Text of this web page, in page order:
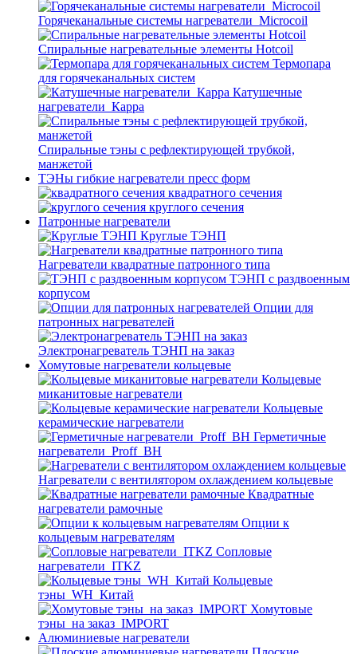
Горячеканальные системы нагреватели_Microcoil
Спиральные нагревательные элементы Hotcoil
Термопара
для горячеканальных систем
Катушечные
нагреватели_Карра
Спиральные тэны с рефлектирующей трубкой,
манжетой
ТЭНы гибкие нагреватели пресс форм
квадратного сечения
круглого сечения
Патронные нагреватели
Круглые ТЭНП
Нагреватели квадратные патронного типа
ТЭНП с раздвоенным
корпусом
Опции для
патронных нагревателей
Электронагреватель ТЭНП на заказ
Хомутовые нагреватели кольцевые
Кольцевые
миканитовые нагреватели
Кольцевые
керамические нагреватели
Герметичные
нагреватели_Proff_BH
Нагреватели с вентилятором охлаждением кольцевые
Квадратные
нагреватели рамочные
Опции к
кольцевым нагревателям
Cопловые
нагреватели_ITKZ
Кольцевые
тэны_WH_Китай
Хомутовые
тэны_на заказ_IMPORT
Алюминиевые нагреватели